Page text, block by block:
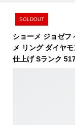
SOLDOUT
ショーメ ジョゼフ
メ リング ダイヤ
仕上げ Sランク